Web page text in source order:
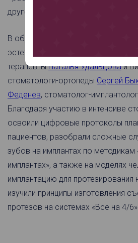
другое.
В обучении приняли участие
эстетической стоматологии
терапевтыНаталья Удальцоваи
стоматологи-ортопеды Сергей
Феденев, стоматолог-
Благодаря участию в интенсиве
освоили цифровые протоколы
пациентов, разобрали сложные
зубов на имплантах по методикам
имплантах», а также на моделях
имплантацию для протезирования
изучили принципы изготовления
протезов на системах «Все на 4/